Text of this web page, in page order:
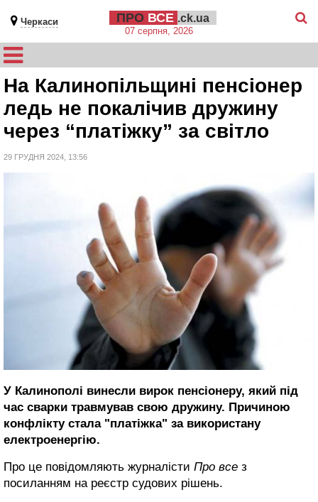
Черкаси ПРО ВСЕ .ck.ua
07 серпня, 2026
На Калинопільщині пенсіонер
ледь не покалічив дружину
через “платіжку” за світло
29 ГРУДНЯ 2024, 13:56
У Калинополі винесли вирок пенсіонеру, який під
час сварки травмував свою дружину. Причиною
конфлікту стала "платіжка" за використану
електроенергію.
Про це повідомляють журналісти Про все з
посиланням на реєстр судових рішень.